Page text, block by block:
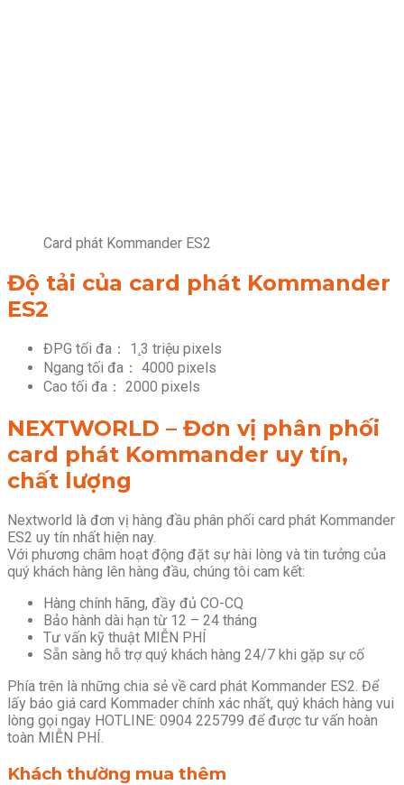
Card phát Kommander ES2
Độ tải của card phát Kommander
ES2
ĐPG tối đa： 1 .3 triệu pixels
Ngang tối đa： 4000 pixels
Cao tối đa： 2000 pixels
NEXTWORLD – Đơn vị phân phối
card phát Kommander uy tín,
chất lượng
Nextworld là đơn vị hàng đầu phân phối card phát Kommander
ES2 uy tín nhất hiện nay.
Với phương châm hoạt động đặt sự hài lòng và tin tưởng của
quý khách hàng lên hàng đầu, chúng tôi cam kết:
Hàng chính hãng, đầy đủ CO-CQ
Bảo hành dài hạn từ 12 – 24 tháng
Tư vấn kỹ thuật MIỄN PHÍ
Sẵn sàng hỗ trợ quý khách hàng 24/7 khi gặp sự cố
Phía trên là những chia sẻ về card phát Kommander ES2. Để
lấy báo giá card Kommader chính xác nhất, quý khách hàng vui
lòng gọi ngay HOTLINE: 0904 225799 để được tư vấn hoàn
toàn MIỄN PHÍ.
Khách thường mua thêm